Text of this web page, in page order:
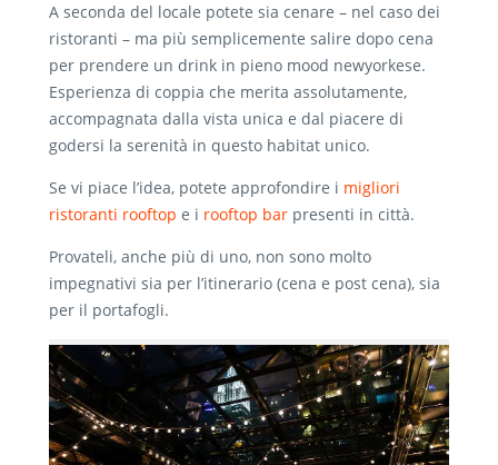
A seconda del locale potete sia cenare – nel caso dei
ristoranti – ma più semplicemente salire dopo cena
per prendere un drink in pieno mood newyorkese.
Esperienza di coppia che merita assolutamente,
accompagnata dalla vista unica e dal piacere di
godersi la serenità in questo habitat unico.
Se vi piace l’idea, potete approfondire i migliori
ristoranti rooftop e i rooftop bar presenti in città.
Provateli, anche più di uno, non sono molto
impegnativi sia per l’itinerario (cena e post cena), sia
per il portafogli.